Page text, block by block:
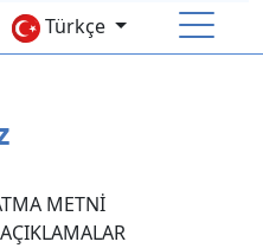
Türkçe
METNİ